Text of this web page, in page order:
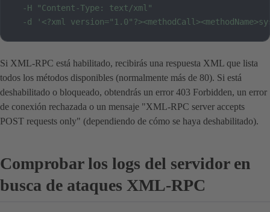
-H
"Content-Type: text/xml"
-d
'<?xml
Si XML-RPC está habilitado, recibirás una respuesta XML que lista
todos los métodos disponibles (normalmente más de 80). Si está
deshabilitado o bloqueado, obtendrás un error 403 Forbidden, un error
de conexión rechazada o un mensaje "XML-RPC server accepts
POST requests only" (dependiendo de cómo se haya deshabilitado).
Comprobar los logs del servidor en
busca de ataques XML-RPC